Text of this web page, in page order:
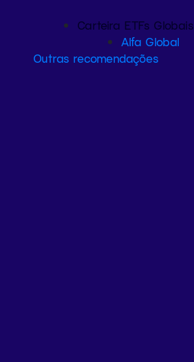
Carteira ETFs Globais
Alfa Global
Outras recomendações